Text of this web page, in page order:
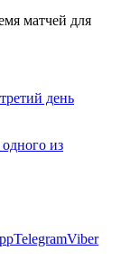
день
из
TelegramViber